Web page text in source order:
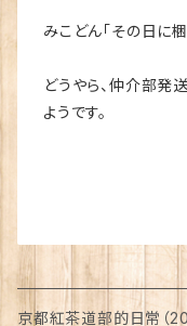
みこどん「その日に
どうやら、仲介部発
ようです。
京都紅茶道部的日常（